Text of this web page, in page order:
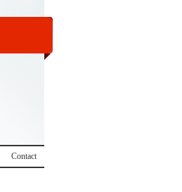
Contact